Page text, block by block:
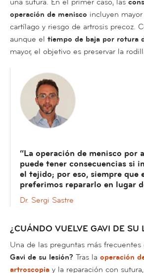
una sutura. En el primer caso, las
operación de menisco incluyen
cartílago y riesgo de artrosis precoz.
aunque el tiempo de baja por rotura
mayor, el objetivo es preservar la
“La operación de menisco por
puede tener consecuencias si
el tejido; por eso, siempre que
preferimos repararlo en lugar
Dr. Sergi Sastre
¿CUÁNDO VUELVE GAVI DE SU
Una de las preguntas más frecuentes
Gavi de su lesión? Tras la operación
artroscopia y la reparación con